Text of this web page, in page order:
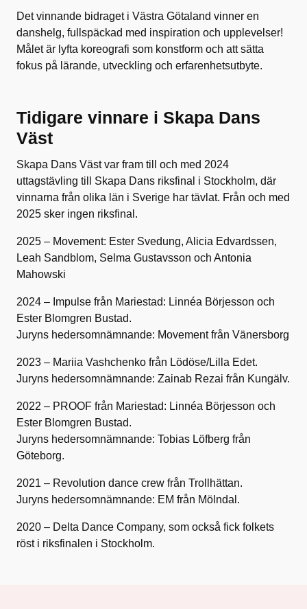
Det vinnande bidraget i Västra Götaland vinner en
danshelg, fullspäckad med inspiration och upplevelser!
Målet är lyfta koreografi som konstform och att sätta
fokus på lärande, utveckling och erfarenhetsutbyte.
Tidigare vinnare i Skapa Dans
Väst
Skapa Dans Väst var fram till och med 2024
uttagstävling till Skapa Dans riksfinal i Stockholm, där
vinnarna från olika län i Sverige har tävlat. Från och med
2025 sker ingen riksfinal.
2025 – Movement: Ester Svedung, Alicia Edvardssen,
Leah Sandblom, Selma Gustavsson och Antonia
Mahowski
2024 – Impulse från Mariestad: Linnéa Börjesson och
Ester Blomgren Bustad.
Juryns hedersomnämnande: Movement från Vänersborg
2023 – Mariia Vashchenko från Lödöse/Lilla Edet.
Juryns hedersomnämnande: Zainab Rezai från Kungälv.
2022 – PROOF från Mariestad: Linnéa Börjesson och
Ester Blomgren Bustad.
Juryns hedersomnämnande: Tobias Löfberg från
Göteborg.
2021 – Revolution dance crew från Trollhättan.
Juryns hedersomnämnande: EM från Mölndal.
2020 – Delta Dance Company, som också fick folkets
röst i riksfinalen i Stockholm.